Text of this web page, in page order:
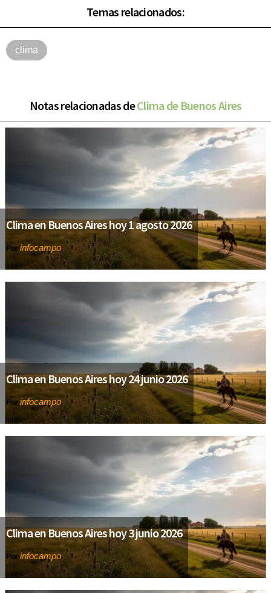
Temas relacionados:
clima
Notas relacionadas deClima de Buenos Aires
Clima en Buenos Aires hoy 1 agosto 2026
Por infocampo
Clima en Buenos Aires hoy 24 junio 2026
Por infocampo
Clima en Buenos Aires hoy 3 junio 2026
Por infocampo